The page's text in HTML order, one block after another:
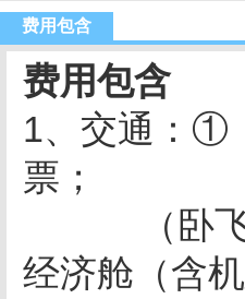
费用包含
费用包含
1、交通：①
票；
（卧飞7日
经济舱（含